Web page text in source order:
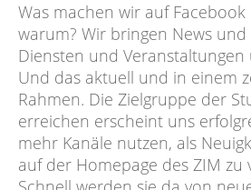
Was machen wir auf
warum? Wir bringen News
Diensten und
Und das aktuell und in einem
Rahmen. Die Zielgruppe der
erreichen erscheint uns
mehr Kanäle nutzen, als
auf der Homepage des ZIM zu